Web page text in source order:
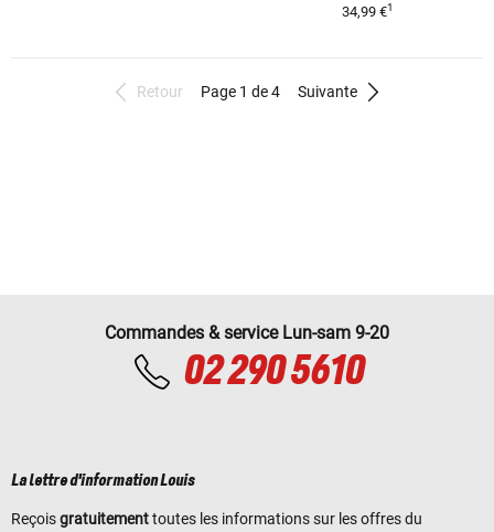
34,99 €1
Retour Page 1 de 4 Suivante
Commandes & service Lun-sam 9-20
02 290 5610
La lettre d'information Louis
Reçoisgratuitementtoutes les informations sur les offres du